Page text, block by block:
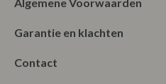
Garantie en klachten
Contact